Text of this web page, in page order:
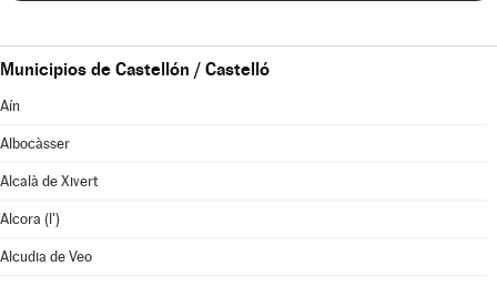
Municipios de Castellón / Castelló
Aín
Albocàsser
Alcalà de Xivert
Alcora (l')
Alcudia de Veo